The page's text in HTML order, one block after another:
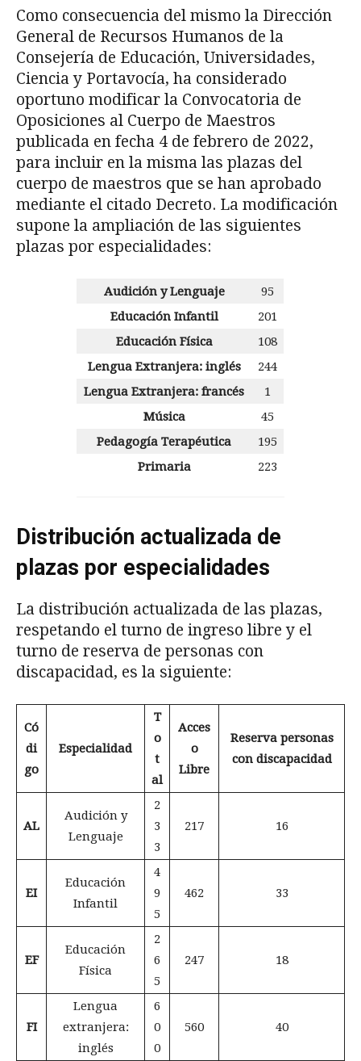
Como consecuencia del mismo la Dirección
General de Recursos Humanos de la
Consejería de Educación, Universidades,
Ciencia y Portavocía, ha considerado
oportuno modificar la Convocatoria de
Oposiciones al Cuerpo de Maestros
publicada en fecha 4 de febrero de 2022,
para incluir en la misma las plazas del
cuerpo de maestros que se han aprobado
mediante el citado Decreto. La modificación
supone la ampliación de las siguientes
plazas por especialidades:
Audición y Lenguaje
95
Educación Infantil
201
Educación Física
108
Lengua Extranjera: inglés
244
Lengua Extranjera: francés
1
Música
45
Pedagogía Terapéutica
195
Primaria
223
Distribución actualizada de
plazas por especialidades
La distribución actualizada de las plazas,
respetando el turno de ingreso libre y el
turno de reserva de personas con
discapacidad, es la siguiente:
Có
di
go
Especialidad
T
o
t
al
Acces
o
Libre
Reserva personas
con discapacidad
AL
Audición y
Lenguaje
2
3
3
217 16
EI
Educación
Infantil
4
9
5
462 33
EF
Educación
Física
2
6
5
247 18
FI
Lengua
extranjera:
inglés
6
0
0
560 40